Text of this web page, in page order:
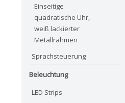
Einseitige
quadratische Uhr,
weiß lackierter
Metallrahmen
Sprachsteuerung
Beleuchtung
LED Strips